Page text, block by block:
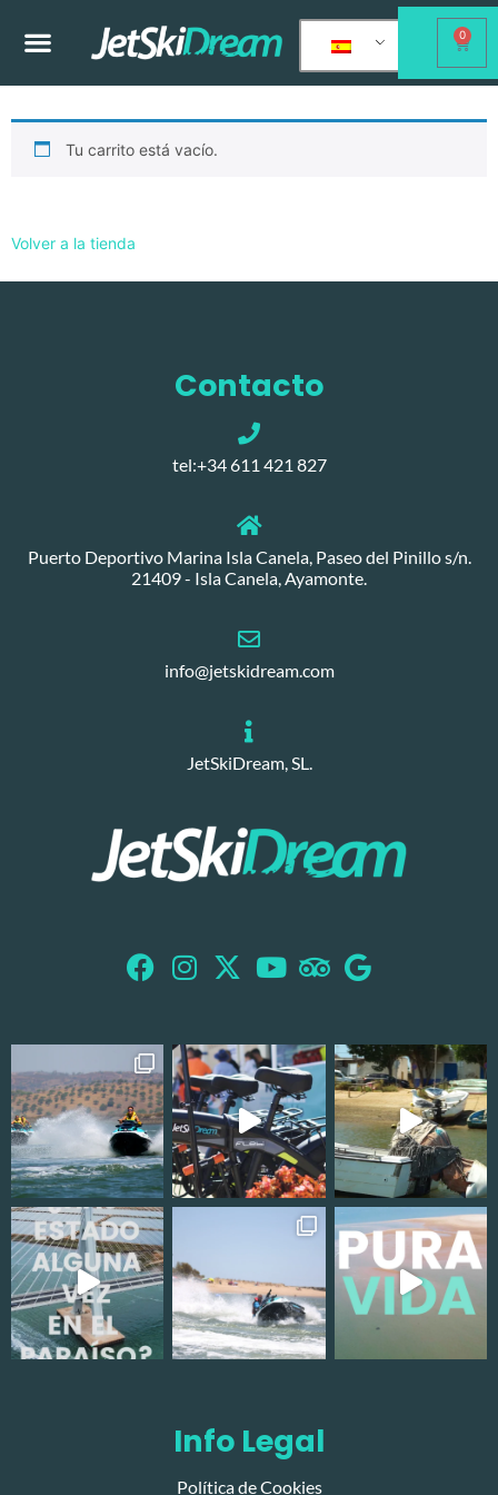
0
Tu carrito está vacío.
Volver a la tienda
Contacto
tel:+34 611 421 827
Puerto Deportivo Marina Isla Canela, Paseo del Pinillo s/n.
21409 - Isla Canela, Ayamonte.
info@jetskidream.com
JetSkiDream, SL.
Info Legal
Política de Cookies